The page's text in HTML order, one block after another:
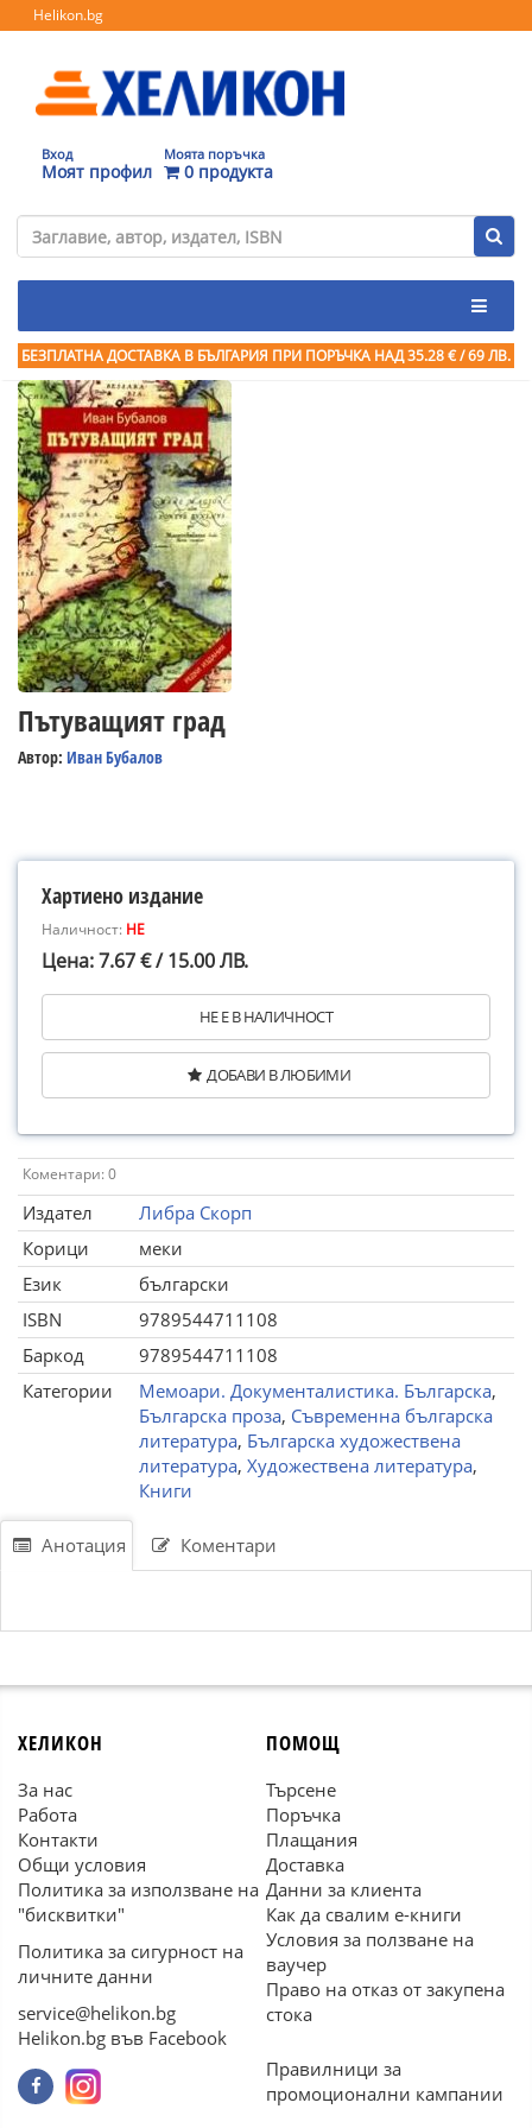
Helikon.bg
Вход
Моят профил
Моята поръчка
0 продукта
БЕЗПЛАТНА ДОСТАВКА В БЪЛГАРИЯ ПРИ ПОРЪЧКА НАД 35.28 € / 69 ЛВ.
Пътуващият град
Автор: Иван Бубалов
Хартиено издание
Наличност: НЕ
Цена: 7.67 € / 15.00 ЛВ.
НЕ Е В НАЛИЧНОСТ
ДОБАВИ В ЛЮБИМИ
Коментари: 0
Издател
Либра Скорп
Корици
меки
Език
български
ISBN
9789544711108
Баркод
9789544711108
Категории
Мемоари. Документалистика. Българска,
Българска проза, Съвременна българска
литература, Българска художествена
литература, Художествена литература,
Книги
Анотация Коментари
ХЕЛИКОН
За нас
Работа
Контакти
Общи условия
Политика за използване на
"бисквитки"
Политика за сигурност на
личните данни
service@helikon.bg
Helikon.bg във Facebook
ПОМОЩ
Търсене
Поръчка
Плащания
Доставка
Данни за клиента
Как да свалим е-книги
Условия за ползване на
ваучер
Право на отказ от закупена
стока
Правилници за
промоционални кампании